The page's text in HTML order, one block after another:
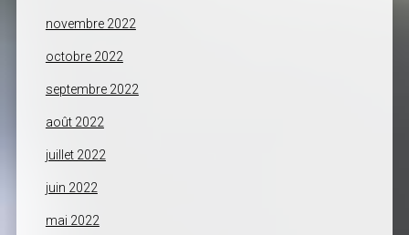
novembre 2022
octobre 2022
septembre 2022
août 2022
juillet 2022
juin 2022
mai 2022